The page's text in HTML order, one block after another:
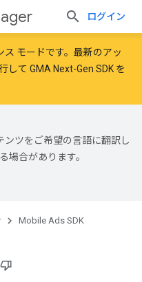
ログイン
ス モードです。最新のアッ
して GMA Next-Gen SDK を
ンツをご希望の言語に翻訳し
場合があります。
Mobile Ads SDK